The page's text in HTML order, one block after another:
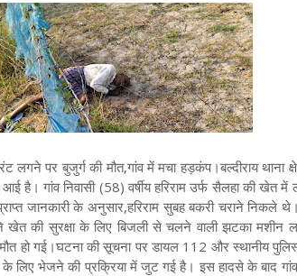
पर बुजुर्ग की मौत,गांव में मचा हड़कंप।बल्दीराय थाना
है। गांव निवासी (58) वर्षीय हरिराम उर्फ सैलहा की खेत
जानकारी के अनुसार,हरिराम सुबह बकरी चराने निकले थे।
सुरक्षा के लिए बिजली से चलने वाली झटका मशीन
हो गई।घटना की सूचना पर डायल 112 और स्थानीय
लिए भेजने की प्रक्रिया में जुट गई है। इस हादसे के बाद